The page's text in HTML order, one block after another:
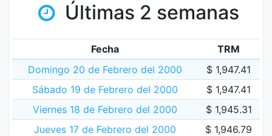
Últimas 2 semanas
Fecha
TRM
Domingo 20 de Febrero del 2000
$ 1,947.41
Sábado 19 de Febrero del 2000
$ 1,947.41
Viernes 18 de Febrero del 2000
$ 1,945.31
Jueves 17 de Febrero del 2000
$ 1,946.79